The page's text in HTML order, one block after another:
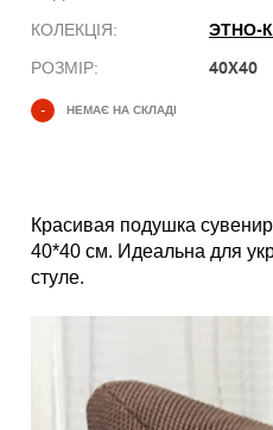
КОЛЕКЦІЯ: ЭТНО-
РОЗМІР: 40X40
- НЕМАЄ НА СКЛАДІ
Красивая подушка
40*40 см. Идеальна для
стуле.